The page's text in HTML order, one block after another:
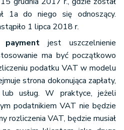
1a do niego się odnoszący.
1 lipca 2018 r.
jest uszczelnienie
ma być początkowo
podatku VAT w modelu
strona dokonująca zapłaty,
usług. W praktyce, jeżeli
podatnikiem VAT nie będzie
rozliczenia VAT, będzie musiał